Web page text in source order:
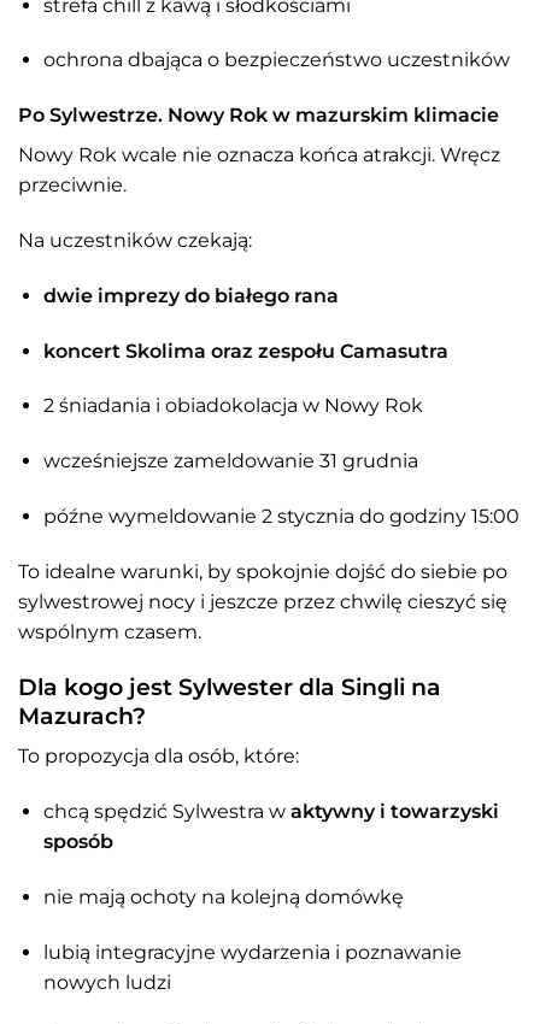
strefa chill z kawą i słodkościami
ochrona dbająca o bezpieczeństwo uczestników
Po Sylwestrze. Nowy Rok w mazurskim klimacie
Nowy Rok wcale nie oznacza końca atrakcji. Wręcz
przeciwnie.
Na uczestników czekają:
dwie imprezy do białego rana
koncert Skolima oraz zespołu Camasutra
2 śniadania i obiadokolacja w Nowy Rok
wcześniejsze zameldowanie 31 grudnia
późne wymeldowanie 2 stycznia do godziny 15:00
To idealne warunki, by spokojnie dojść do siebie po
sylwestrowej nocy i jeszcze przez chwilę cieszyć się
wspólnym czasem.
Dla kogo jest Sylwester dla Singli na
Mazurach?
To propozycja dla osób, które:
chcą spędzić Sylwestra w aktywny i towarzyski
sposób
nie mają ochoty na kolejną domówkę
lubią integracyjne wydarzenia i poznawanie
nowych ludzi